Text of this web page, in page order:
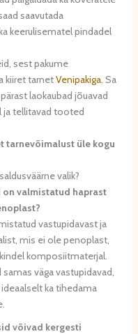
saavutada
keerulisematel pindadel
sest pakume
kiiret tarnetVenipakiga. Sa
laokaubad jõuavad
ja tellitavad tooted
tarnevõimalust üle kogu
valik?
valmistatud haprast
vastupidavast ja
mis ei ole penoplast,
komposiitmaterjal.
väga vastupidavad,
ka tihedama
võivad kergesti